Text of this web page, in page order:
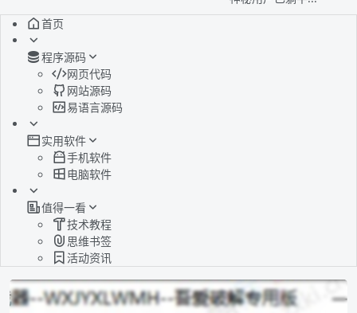
首页
程序源码
网页代码
网站源码
易语言源码
实用软件
手机软件
电脑软件
值得一看
技术教程
思维书签
活动资讯